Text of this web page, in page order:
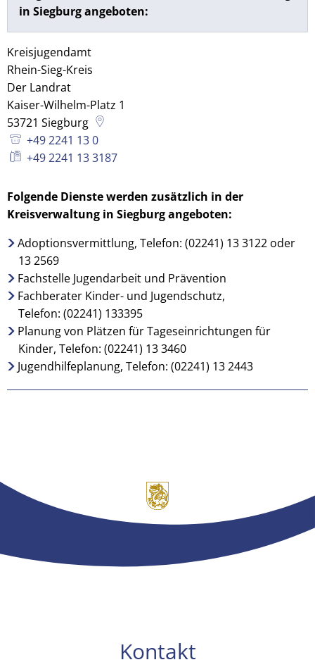
in Siegburg angeboten:
Kreisjugendamt
Rhein-Sieg-Kreis
Der Landrat
Kaiser-Wilhelm-Platz 1
53721 Siegburg
+49 2241 13 0
+49 2241 13 3187
Folgende Dienste werden zusätzlich in der
Kreisverwaltung in Siegburg angeboten:
Adoptionsvermittlung, Telefon: (02241) 13 3122 oder
13 2569
Fachstelle Jugendarbeit und Prävention
Fachberater Kinder- und Jugendschutz,
Telefon: (02241) 133395
Planung von Plätzen für Tageseinrichtungen für
Kinder, Telefon: (02241) 13 3460
Jugendhilfeplanung, Telefon: (02241) 13 2443
Kontakt